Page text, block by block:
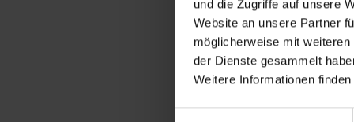
und die Zugriffe auf unsere
Website an unsere Partner
möglicherweise mit
der Dienste gesammelt
Weitere Informationen